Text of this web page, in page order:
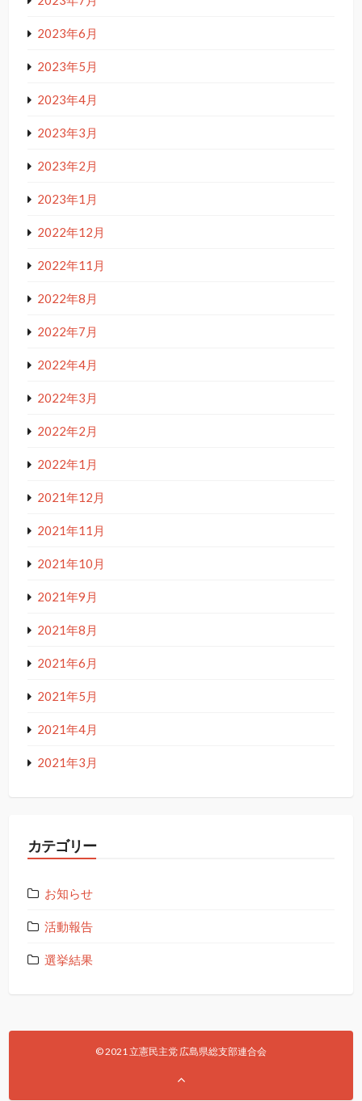
2023年6月
2023年5月
2023年4月
2023年3月
2023年2月
2023年1月
2022年12月
2022年11月
2022年8月
2022年7月
2022年4月
2022年3月
2022年2月
2022年1月
2021年12月
2021年11月
2021年10月
2021年9月
2021年8月
2021年6月
2021年5月
2021年4月
2021年3月
カテゴリー
お知らせ
活動報告
選挙結果
© 2021 立憲民主党 広島県総支部連合会